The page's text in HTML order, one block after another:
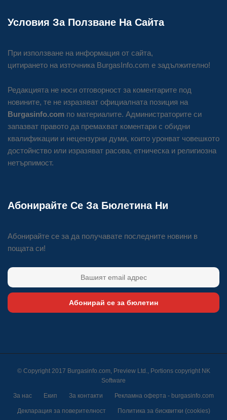
Условия За Ползване На Сайта
При използване на информация от сайта,
цитирането на източника BurgasInfo.com е задължително!
Редакцията не носи отговорност за коментарите под
новините, те не изразяват официалната позиция на
Burgasinfo.com по материалите. Администраторите си
запазват правото да премахват коментари с обидни
квалификации и нецензурни думи, които уронват човешкото
достойнство или изразяват расова, етническа и религиозна
нетърпимост.
Абонирайте Се За Бюлетина Ни
Абонирайте се за да получавате последните новини в
пощата си!
Абонирай се за бюлетин
© Copyright 2017 Burgasinfo.com, Preview Ltd., Portions copyright NK
Software
За нас Екип За контакти Рекламна оферта - burgasinfo.com
Декларация за поверителност Политика за бисквитки (cookies)